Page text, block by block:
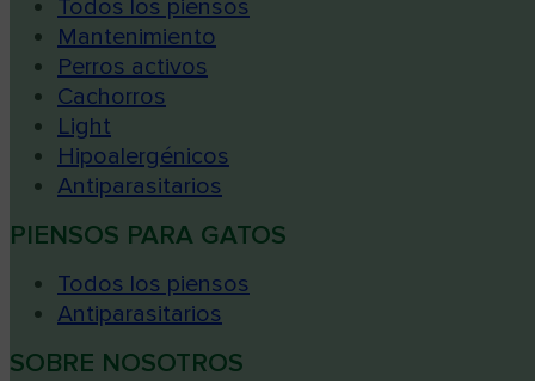
Todos los piensos
Mantenimiento
Perros activos
Cachorros
Light
Hipoalergénicos
Antiparasitarios
PIENSOS PARA GATOS
Todos los piensos
Antiparasitarios
SOBRE NOSOTROS